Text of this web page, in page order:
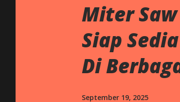
Miter
Siap
Di
September 19, 2025